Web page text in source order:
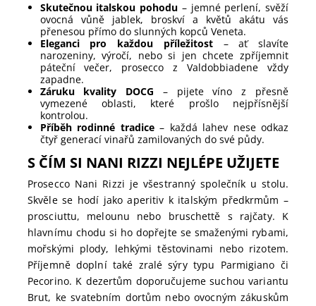
Skutečnou italskou pohodu – jemné perlení, svěží
ovocná vůně jablek, broskví a květů akátu vás
přenesou přímo do slunných kopců Veneta.
Eleganci pro každou příležitost– ať slavíte
narozeniny, výročí, nebo si jen chcete zpříjemnit
páteční večer, prosecco z Valdobbiadene vždy
zapadne.
Záruku kvality DOCG – pijete víno z přesně
vymezené oblasti, které prošlo nejpřísnější
kontrolou.
Příběh rodinné tradice– každá lahev nese odkaz
čtyř generací vinařů zamilovaných do své půdy.
S ČÍM SI NANI RIZZI NEJLÉPE UŽIJETE
Prosecco Nani Rizzi je všestranný společník u stolu.
Skvěle se hodí jako aperitiv k italským předkrmům –
prosciuttu, melounu nebo bruschettě s rajčaty. K
hlavnímu chodu si ho dopřejte se smaženými rybami,
mořskými plody, lehkými těstovinami nebo rizotem.
Příjemně doplní také zralé sýry typu Parmigiano či
Pecorino. K dezertům doporučujeme suchou variantu
Brut, ke svatebním dortům nebo ovocným zákuskům